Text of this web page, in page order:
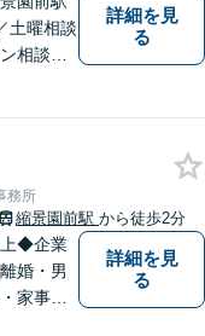
土曜相談
相談可
事故な
詳細を見
る
務所
縮景園前駅 から徒歩2分
◆企業
婚・男
家事事
詳細を見
る